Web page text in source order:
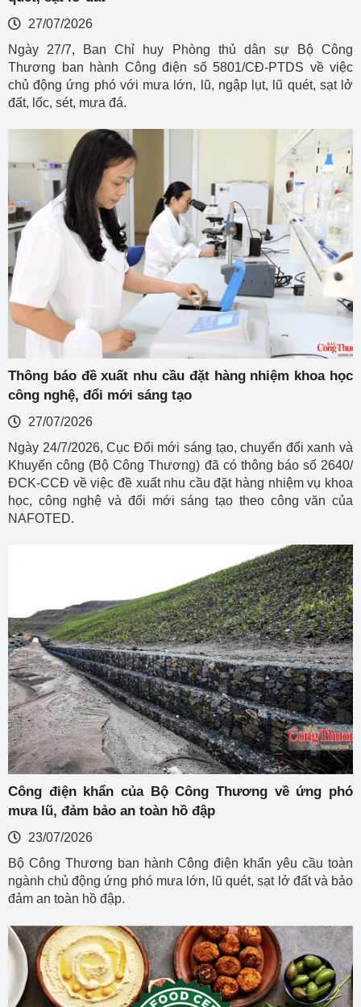
27/07/2026
Ngày 27/7, Ban Chỉ huy Phòng thủ dân sự Bộ Công
Thương ban hành Công điện số 5801/CĐ-PTDS về việc
chủ động ứng phó với mưa lớn, lũ, ngập lụt, lũ quét, sạt lở
đất, lốc, sét, mưa đá.
Thông báo đề xuất nhu cầu đặt hàng nhiệm khoa học
công nghệ, đổi mới sáng tạo
27/07/2026
Ngày 24/7/2026, Cục Đổi mới sáng tạo, chuyển đổi xanh và
Khuyến công (Bộ Công Thương) đã có thông báo số 2640/
ĐCK-CCĐ về việc đề xuất nhu cầu đặt hàng nhiệm vụ khoa
học, công nghệ và đổi mới sáng tạo theo công văn của
NAFOTED.
Công điện khẩn của Bộ Công Thương về ứng phó
mưa lũ, đảm bảo an toàn hồ đập
23/07/2026
Bộ Công Thương ban hành Công điện khẩn yêu cầu toàn
ngành chủ động ứng phó mưa lớn, lũ quét, sạt lở đất và bảo
đảm an toàn hồ đập.